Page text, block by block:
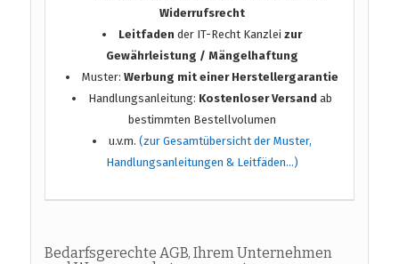
Widerrufsrecht
Leitfaden der IT-Recht Kanzleizur
Gewährleistung / Mängelhaftung
Muster:Werbung mit einer Herstellergarantie
Handlungsanleitung: Kostenloser Versand ab
bestimmten Bestellvolumen
u.v.m.(zur Gesamtübersicht der Muster,
Handlungsanleitungen & Leitfäden…)
Bedarfsgerechte AGB, Ihrem Unternehmen